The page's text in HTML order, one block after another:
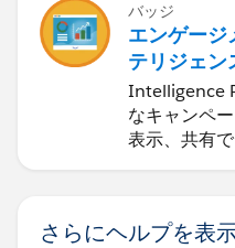
バッジ
エンゲージ
テリジェン
Intelligence
なキャンペ
表示、共有で
さらにヘルプを表